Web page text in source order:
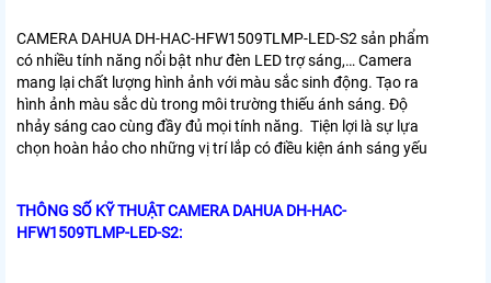
CAMERA DAHUA DH-HAC-HFW1509TLMP-LED-S2 sản phẩm
có nhiều tính năng nổi bật như đèn LED trợ sáng,… Camera
mang lại chất lượng hình ảnh với màu sắc sinh động. Tạo ra
hình ảnh màu sắc dù trong môi trường thiếu ánh sáng. Độ
nhảy sáng cao cùng đầy đủ mọi tính năng. Tiện lợi là sự lựa
chọn hoàn hảo cho những vị trí lắp có điều kiện ánh sáng yếu
THÔNG SỐ KỸ THUẬTCAMERA DAHUA DH-HAC-
HFW1509TLMP-LED-S2: